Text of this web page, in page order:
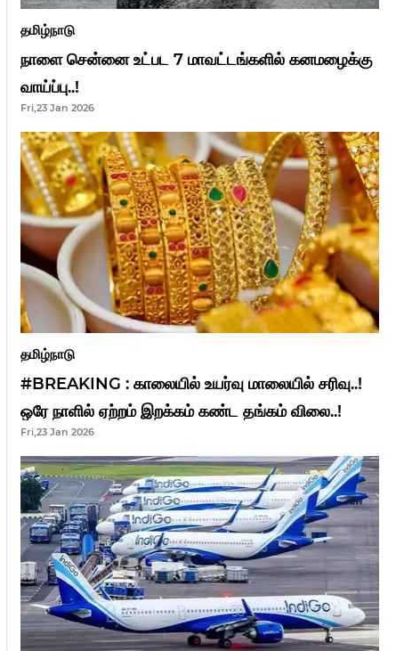
தமிழ்நாடு
நாளை சென்னை உட்பட 7 மாவட்டங்களில் கனமழைக்கு
வாய்ப்பு..!
Fri,23 Jan 2026
தமிழ்நாடு
#BREAKING : காலையில் உயர்வு மாலையில் சரிவு..!
ஒரே நாளில் ஏற்றம் இறக்கம் கண்ட தங்கம் விலை..!
Fri,23 Jan 2026